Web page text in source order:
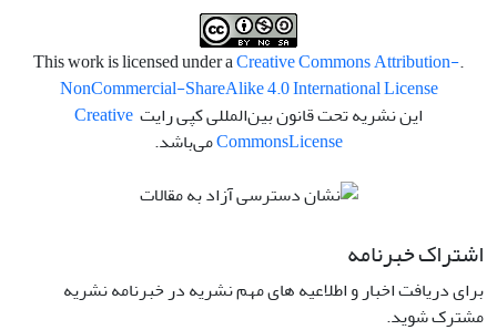
.This work is licensed under a
Creative Commons Attribution-
NonCommercial-ShareAlike 4.0 International License
این نشریه تحت قانون بین‌المللی کپی رایت Creative
CommonsLicense می‌باشد.
اشتراک خبرنامه
برای دریافت اخبار و اطلاعیه های مهم نشریه در خبرنامه نشریه
مشترک شوید.